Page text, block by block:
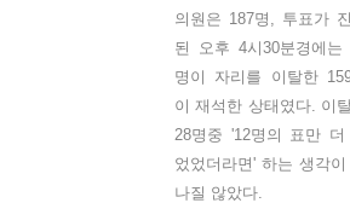
의원은 187명, 투표가
된 오후 4시30분경에는
명이 자리를 이탈한
이 재석한 상태였다. 이
28명중 '12명의 표만 더
었었더라면' 하는 생각이
나질 않았다.